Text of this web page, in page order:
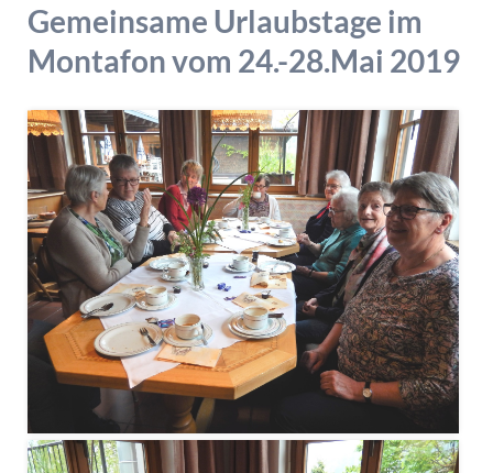
Gemeinsame Urlaubstage im
Montafon vom 24.-28.Mai 2019